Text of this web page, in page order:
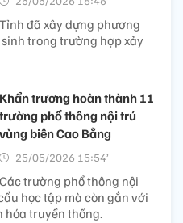
Tỉnh đã xây dựng phương
trong trường hợp xảy
Khẩn trương hoàn thành 11
trường phổ thông nội trú
vùng biên Cao Bằng
25/05/2026 15:54’
Các trường phổ thông nội
học tập mà còn gắn với
hóa truyền thống.